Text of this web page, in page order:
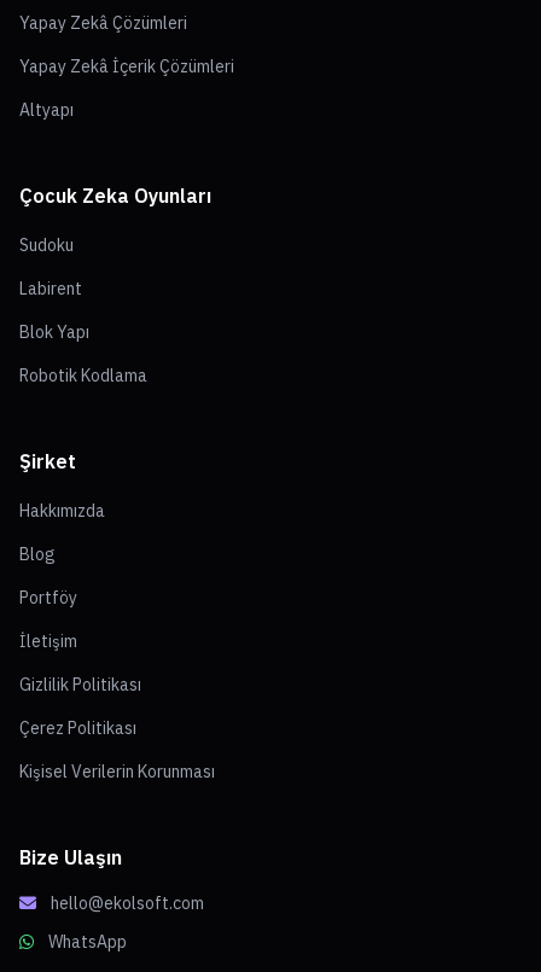
Yapay Zekâ Çözümleri
Yapay Zekâ İçerik Çözümleri
Altyapı
Çocuk Zeka Oyunları
Sudoku
Labirent
Blok Yapı
Robotik Kodlama
Şirket
Hakkımızda
Blog
Portföy
İletişim
Gizlilik Politikası
Çerez Politikası
Kişisel Verilerin Korunması
Bize Ulaşın
hello@ekolsoft.com
WhatsApp